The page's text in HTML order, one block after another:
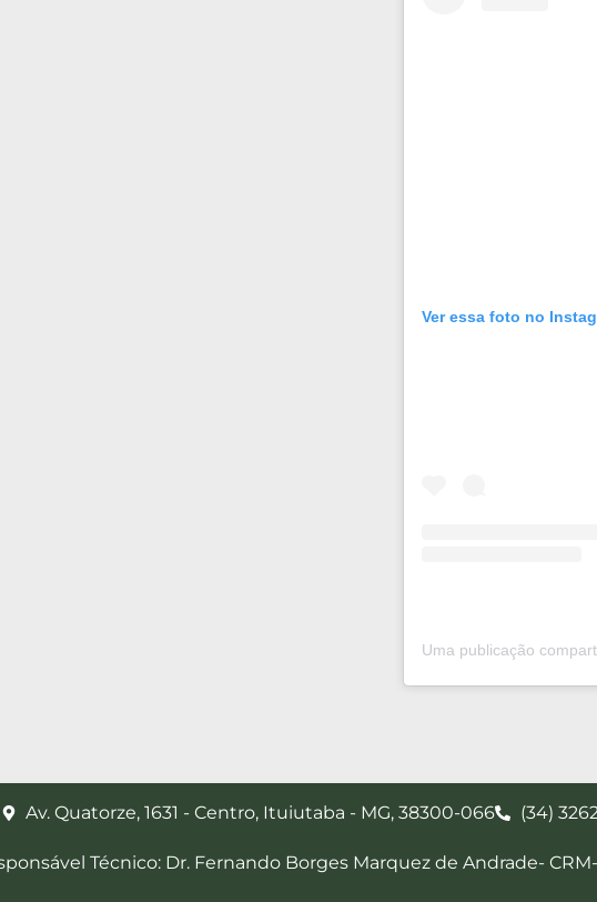
Ver essa foto no
Av. Quatorze, 1631 - Centro, Ituiutaba - MG, 38300-066 (34)
Técnico: Dr. Fernando Borges Marquez de Andrade-